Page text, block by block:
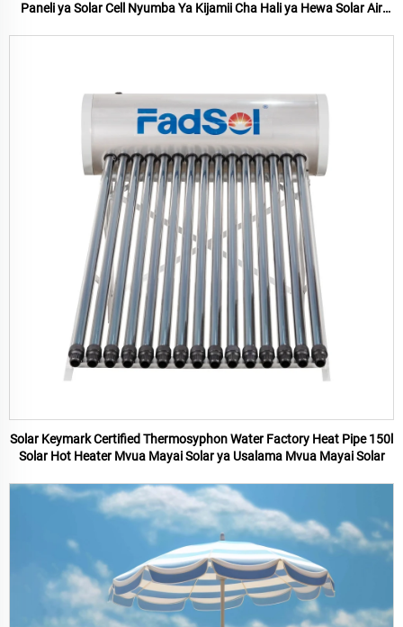
Paneli ya Solar Cell Nyumba Ya Kijamii Cha Hali ya Hewa Solar Air
Solar Keymark Certified Thermosyphon Water Factory Heat Pipe 150l
Solar Hot Heater Mvua Mayai Solar ya Usalama Mvua Mayai Solar